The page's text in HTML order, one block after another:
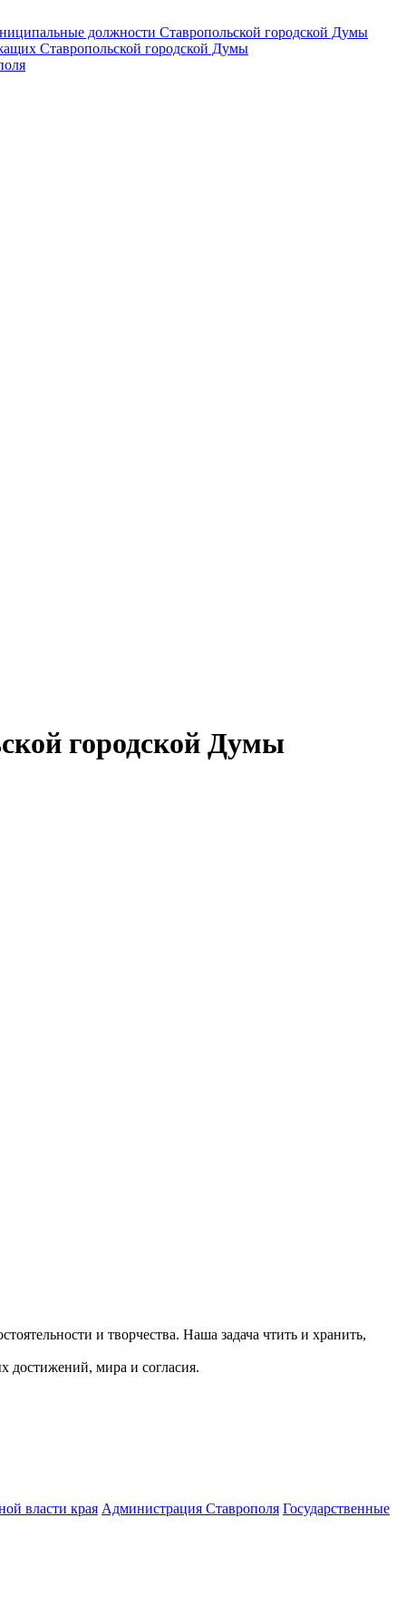
должности Ставропольской городской Думы
Ставропольской городской Думы
городской Думы
и творчества. Наша задача чтить и хранить,
достижений, мира и согласия.
власти края Администрация Ставрополя Государственные